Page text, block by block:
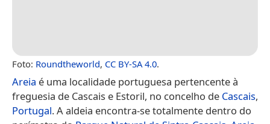
Foto: Roundtheworld, CC BY-SA 4.0.
Areia é uma localidade portuguesa pertencente à
freguesia de Cascais e Estoril, no concelho de Cascais,
Portugal. A aldeia encontra-se totalmente dentro do